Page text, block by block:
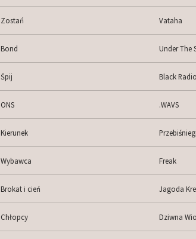
Zostań Vataha
Bond Under The
Śpij Black Radio
ONS .WAVS
Kierunek Przebiśniegi
Wybawca Freak
Brokat i cień Jagoda
Chłopcy Dziwna